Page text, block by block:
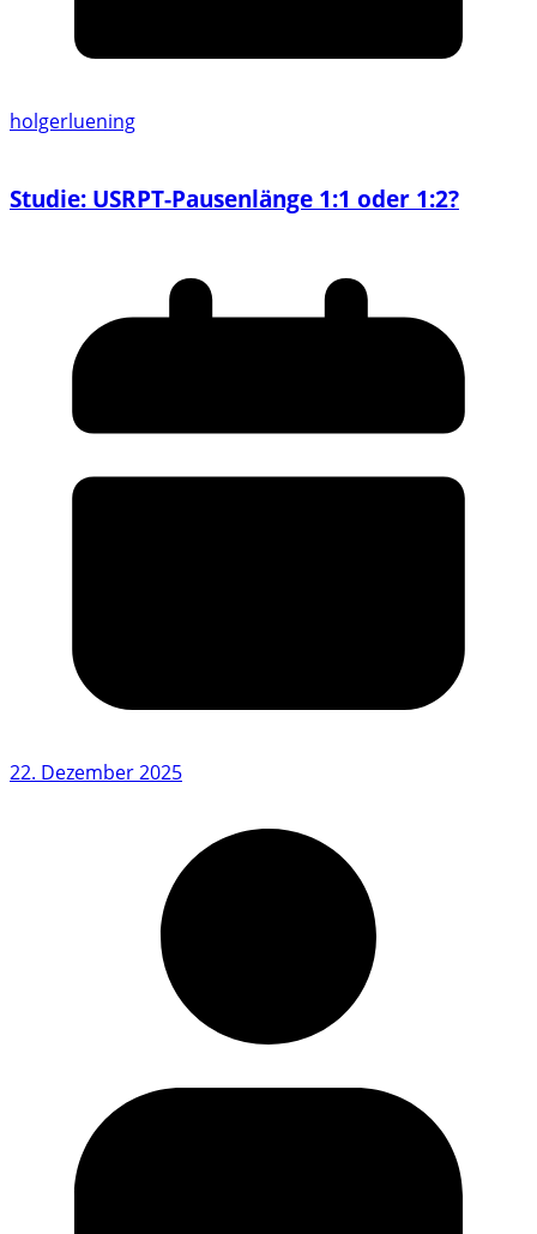
holgerluening
Studie: USRPT-Pausenlänge 1:1 oder 1:2?
22. Dezember 2025